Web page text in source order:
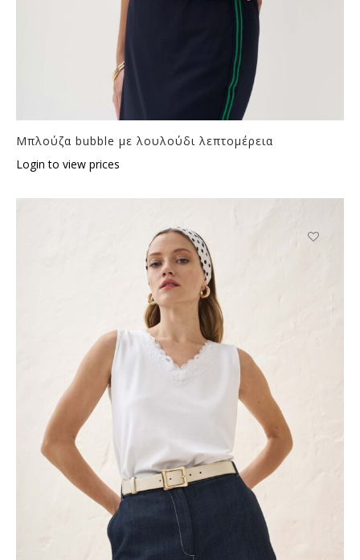
Μπλούζα bubble με λουλούδι λεπτομέρεια
Login to view prices